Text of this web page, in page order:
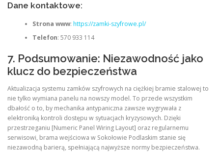
Dane kontaktowe:
Strona www: https://zamki-szyfrowe.pl/
Telefon: 570 933 114
7. Podsumowanie: Niezawodność jako
klucz do bezpieczeństwa
Aktualizacja systemu zamków szyfrowych na ciężkiej bramie stalowej to
nie tylko wymiana panelu na nowszy model. To przede wszystkim
dbałość o to, by mechanika antypaniczna zawsze wygrywała z
elektroniką kontroli dostępu w sytuacjach kryzysowych. Dzięki
przestrzeganiu [Numeric Panel Wiring Layout] oraz regularnemu
serwisowi, brama wejściowa w Sokołowie Podlaskim stanie się
niezawodną barierą, spełniającą najwyższe normy bezpieczeństwa.